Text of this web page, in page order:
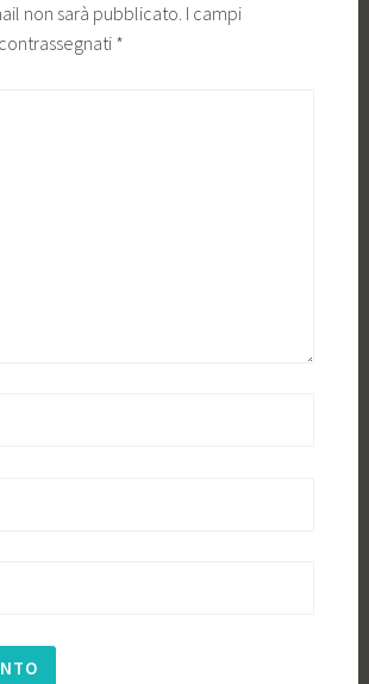
non sarà pubblicato. I campi
*